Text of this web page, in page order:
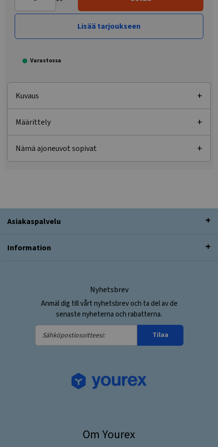
Lisää tarjoukseen
Varastossa
Kuvaus
Määrittely
Nämä ajoneuvot sopivat
Asiakaspalvelu
Information
Nyhetsbrev
Anmäl dig till vårt nyhetsbrev och ta del av de
senaste nyheterna och rabatterna.
Sähköpostiosoitteesi:
Tilaa
Om Yourex